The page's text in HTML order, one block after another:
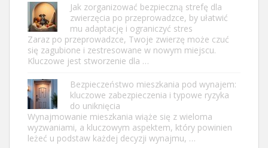
Jak zorganizować bezpieczną strefę dla
zwierzęcia po przeprowadzce, by ułatwić
mu adaptację i ograniczyć stres
Zaraz po przeprowadzce, Twoje zwierzę może czuć
się zagubione i zestresowane w nowym miejscu.
Kluczowe jest stworzenie dla …
Bezpieczeństwo mieszkania pod wynajem:
kluczowe zabezpieczenia i typowe ryzyka
do uniknięcia
Wynajmowanie mieszkania wiąże się z wieloma
wyzwaniami, a kluczowym aspektem, który powinien
leżeć u podstaw każdej decyzji wynajmu, …